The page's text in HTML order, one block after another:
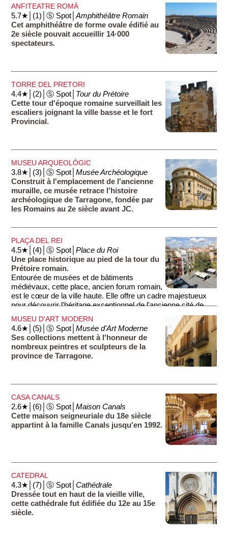
ANFITEATRE ROMÀ
5.7★│(1)│Ⓢ Spot│Amphithéâtre Romain
Cet amphithéâtre de forme ovale édifié au
2e siècle pouvait accueillir 14·000
spectateurs.
TORRE DEL PRETORI
4.4★│(2)│Ⓢ Spot│ Tour du Prétoire
Cette tour d'époque romaine surveillait les
escaliers joignant la ville basse et le fort
Provincial.
MUSEU ARQUEOLÒGIC
3.8★│(3)│Ⓢ Spot│Musée Archéologique
Construit à l'emplacement de l'ancienne
muraille, ce musée retrace l'histoire
archéologique de Tarragone, fondée par
les Romains au 2e siècle avant JC.
PLAÇA DEL REI
4.5★│(4)│Ⓢ Spot│Place du Roi
Une place historique au pied de la tour du
Prétoire romain.
Entourée de musées et de bâtiments
médiévaux, cette place, ancien forum romain,
est le cœur de la ville haute. Elle offre un cadre majestueux
pour découvrir l'héritage exceptionnel de l'ancienne cité de
Tarraco.
MUSEU D'ART MODERN
4.6★│(5)│Ⓢ Spot│Musée d'Art Moderne
Ses collections mettent à l'honneur de
nombreux peintres et sculpteurs de la
province de Tarragone.
CASA CANALS
2.6★│(6)│Ⓢ Spot│Maison Canals
Cette maison seigneuriale du 18e siècle
appartint à la famille Canals jusqu'en 1992.
CATEDRAL
4.3★│(7)│Ⓢ Spot│Cathédrale
Dressée tout en haut de la vieille ville,
cette cathédrale fut édifiée du 12e au 15e
siècle.